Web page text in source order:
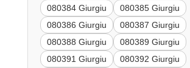
080384 Giurgiu
080385 Giurgiu
080386 Giurgiu
080387 Giurgiu
080388 Giurgiu
080389 Giurgiu
080391 Giurgiu
080392 Giurgiu